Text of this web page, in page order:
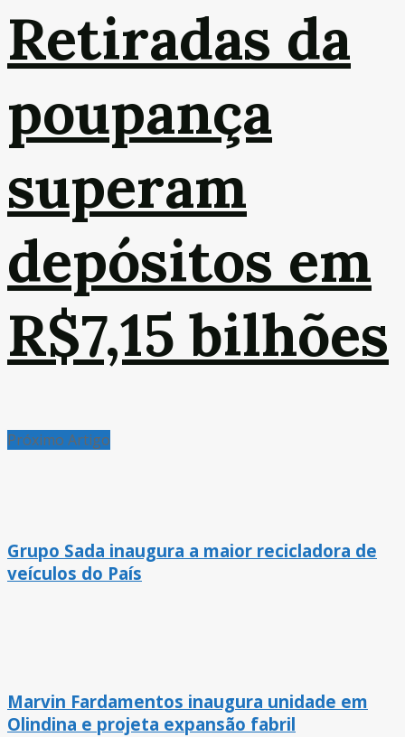
Retiradas da
poupança
superam
depósitos em
R$7,15 bilhões
Próximo Artigo
Grupo Sada inaugura a maior recicladora de
veículos do País
Marvin Fardamentos inaugura unidade em
Olindina e projeta expansão fabril